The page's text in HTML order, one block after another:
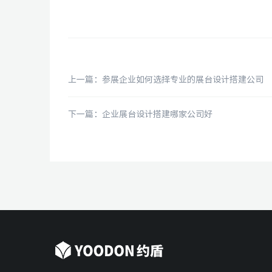
上一篇：参展企业如何选择专业的展台设计搭建公司
下一篇：企业展台设计搭建哪家公司好